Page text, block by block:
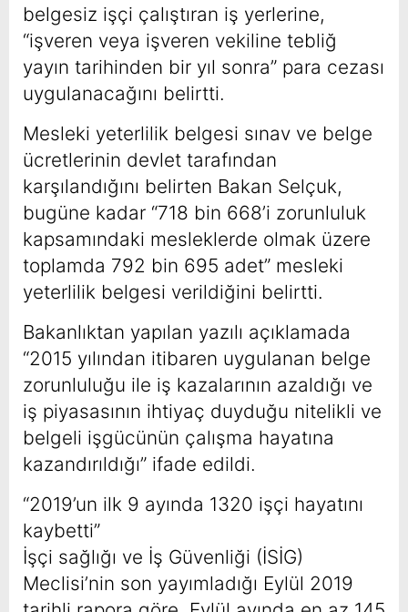
belgesiz işçi çalıştıran iş yerlerine,
“işveren veya işveren vekiline tebliğ
yayın tarihinden bir yıl sonra” para cezası
uygulanacağını belirtti.
Mesleki yeterlilik belgesi sınav ve belge
ücretlerinin devlet tarafından
karşılandığını belirten Bakan Selçuk,
bugüne kadar “718 bin 668’i zorunluluk
kapsamındaki mesleklerde olmak üzere
toplamda 792 bin 695 adet” mesleki
yeterlilik belgesi verildiğini belirtti.
Bakanlıktan yapılan yazılı açıklamada
“2015 yılından itibaren uygulanan belge
zorunluluğu ile iş kazalarının azaldığı ve
iş piyasasının ihtiyaç duyduğu nitelikli ve
belgeli işgücünün çalışma hayatına
kazandırıldığı” ifade edildi.
“2019’un ilk 9 ayında 1320 işçi hayatını
kaybetti”
İşçi sağlığı ve İş Güvenliği (İSİG)
Meclisi’nin son yayımladığı Eylül 2019